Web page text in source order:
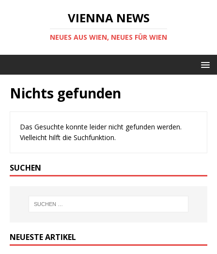
VIENNA NEWS
NEUES AUS WIEN, NEUES FÜR WIEN
Nichts gefunden
Das Gesuchte konnte leider nicht gefunden werden.
Vielleicht hilft die Suchfunktion.
SUCHEN
NEUESTE ARTIKEL